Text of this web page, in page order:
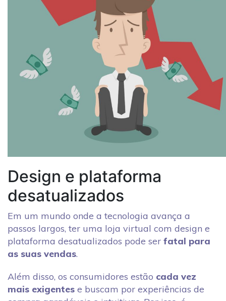
Design e plataforma
desatualizados
Em um mundo onde a tecnologia avança a
passos largos, ter uma loja virtual com design e
plataforma desatualizados pode ser fatal para
as suas vendas.
Além disso, os consumidores estão cada vez
mais exigentes e buscam por experiências de